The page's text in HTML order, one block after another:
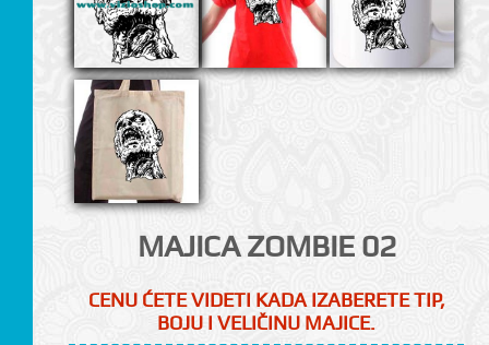
MAJICA ZOMBIE 02
CENU ĆETE VIDETI KADA IZABERETE TIP,
BOJU I VELIČINU MAJICE.